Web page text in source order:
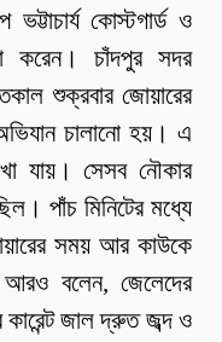
কোস্টগার্ড ও
করেন। চাঁদপুর সদর
শুক্রবার জোয়ারের
চালানো হয়। এ
যায়। সেসব নৌকার
পাঁচ মিনিটের মধ্যে
সময় আর কাউকে
আরও বলেন, জেলেদের
কারেন্ট জাল দ্রুত জব্দ ও